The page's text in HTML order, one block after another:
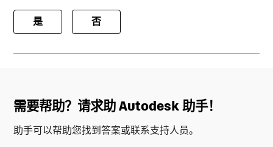
是 否
需要帮助？请求助 Autodesk 助手！
助手可以帮助您找到答案或联系支持人员。